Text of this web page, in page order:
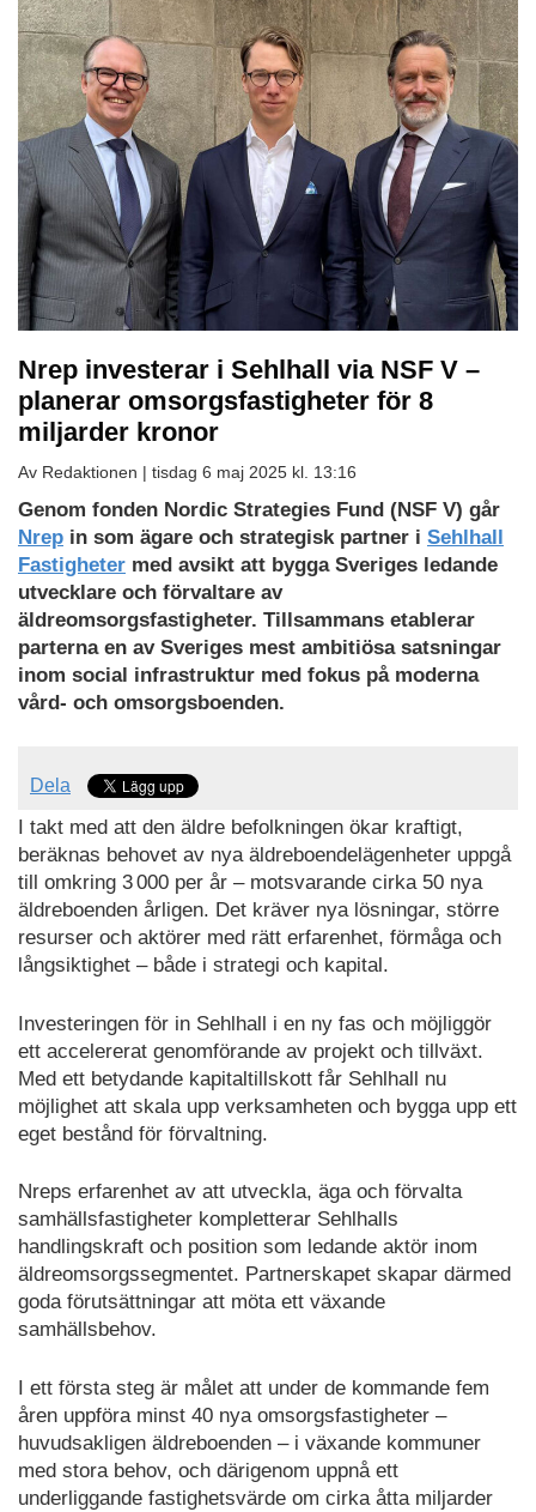
Nrep investerar i Sehlhall via NSF V –
planerar omsorgsfastigheter för 8
miljarder kronor
Av Redaktionen | tisdag 6 maj 2025 kl. 13:16
Genom fonden Nordic Strategies Fund (NSF V) går
Nrep in som ägare och strategisk partner i Sehlhall
Fastigheter med avsikt att bygga Sveriges ledande
utvecklare och förvaltare av
äldreomsorgsfastigheter. Tillsammans etablerar
parterna en av Sveriges mest ambitiösa satsningar
inom social infrastruktur med fokus på moderna
vård- och omsorgsboenden.
Dela
I takt med att den äldre befolkningen ökar kraftigt,
beräknas behovet av nya äldreboendelägenheter uppgå
till omkring 3 000 per år – motsvarande cirka 50 nya
äldreboenden årligen. Det kräver nya lösningar, större
resurser och aktörer med rätt erfarenhet, förmåga och
långsiktighet – både i strategi och kapital.
Investeringen för in Sehlhall i en ny fas och möjliggör
ett accelererat genomförande av projekt och tillväxt.
Med ett betydande kapitaltillskott får Sehlhall nu
möjlighet att skala upp verksamheten och bygga upp ett
eget bestånd för förvaltning.
Nreps erfarenhet av att utveckla, äga och förvalta
samhällsfastigheter kompletterar Sehlhalls
handlingskraft och position som ledande aktör inom
äldreomsorgssegmentet. Partnerskapet skapar därmed
goda förutsättningar att möta ett växande
samhällsbehov.
I ett första steg är målet att under de kommande fem
åren uppföra minst 40 nya omsorgsfastigheter –
huvudsakligen äldreboenden – i växande kommuner
med stora behov, och därigenom uppnå ett
underliggande fastighetsvärde om cirka åtta miljarder